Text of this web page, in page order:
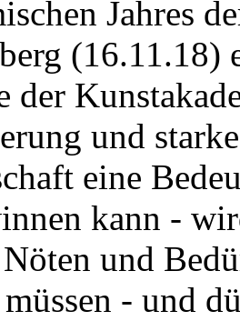
Jahres
(16.11.18)
der
und
eine
kann -
und
- und